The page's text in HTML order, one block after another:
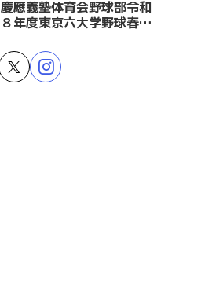
慶應義塾体育会野球部令和
８年度東京六大学野球春季
～